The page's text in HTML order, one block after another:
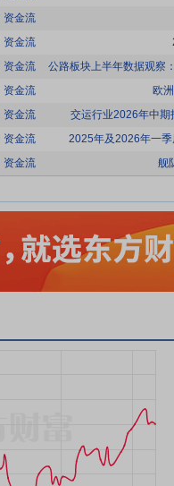
资金流
资金流
资金流
资金流
欧
资金流
交运行业2026年中期
资金流
2025年及2026年一
资金流 舰